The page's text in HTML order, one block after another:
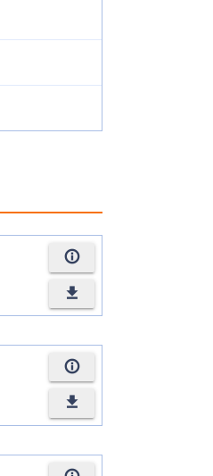
info_outline
file_download
info_outline
file_download